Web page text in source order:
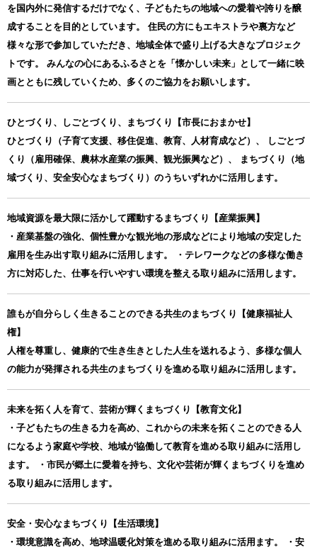
を国内外に発信するだけでなく、子どもたちの地域への愛着や誇りを醸
成することを目的としています。 住民の方にもエキストラや裏方など
様々な形で参加していただき、地域全体で盛り上げる大きなプロジェク
トです。 みんなの心にあるふるさとを「懐かしい未来」として一緒に映
画とともに残していくため、多くのご協力をお願いします。
ひとづくり、しごとづくり、まちづくり【市長におまかせ】
ひとづくり（子育て支援、移住促進、教育、人材育成など）、 しごとづ
くり（雇用確保、農林水産業の振興、観光振興など）、 まちづくり（地
域づくり、安全安心なまちづくり）のうちいずれかに活用します。
地域資源を最大限に活かして躍動するまちづくり【産業振興】
・産業基盤の強化、個性豊かな観光地の形成などにより地域の安定した
雇用を生み出す取り組みに活用します。 ・テレワークなどの多様な働き
方に対応した、仕事を行いやすい環境を整える取り組みに活用します。
誰もが自分らしく生きることのできる共生のまちづくり【健康福祉人
権】
人権を尊重し、健康的で生き生きとした人生を送れるよう、多様な個人
の能力が発揮される共生のまちづくりを進める取り組みに活用します。
未来を拓く人を育て、芸術が輝くまちづくり【教育文化】
・子どもたちの生きる力を高め、これからの未来を拓くことのできる人
になるよう家庭や学校、地域が協働して教育を進める取り組みに活用し
ます。 ・市民が郷土に愛着を持ち、文化や芸術が輝くまちづくりを進め
る取り組みに活用します。
安全・安心なまちづくり【生活環境】
・環境意識を高め、地球温暖化対策を進める取り組みに活用ます。 ・安